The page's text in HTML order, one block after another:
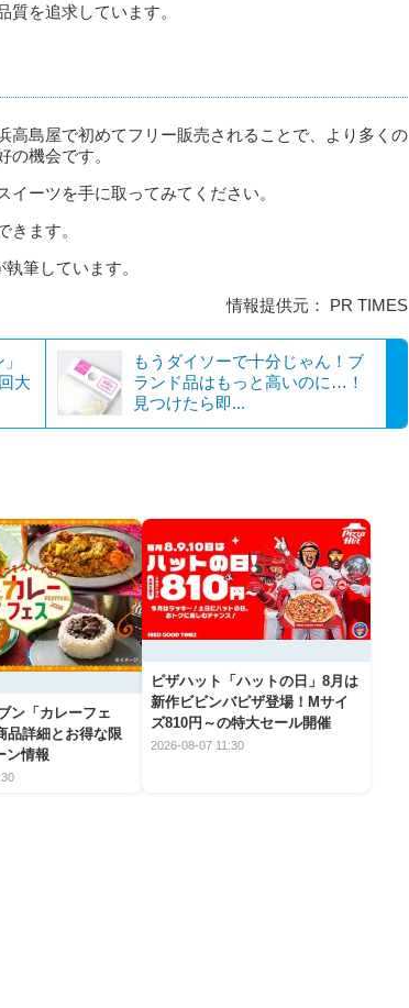
を追求しています。
高島屋で初めてフリー販売されることで、より多くの
機会です。
ーツを手に取ってみてください。
きます。
筆しています。
情報提供元： PR TIMES
大
もうダイソーで十分じゃん！ブ
ランド品はもっと高いのに…！
見つけたら即...
ン「カレーフェ
品詳細とお得な限
ン情報
ピザハット「ハットの日」8月は
新作ビビンバピザ登場！Mサイ
ズ810円～の特大セール開催
2026-08-07 11:30